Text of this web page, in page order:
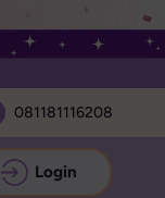
081181116208
Login